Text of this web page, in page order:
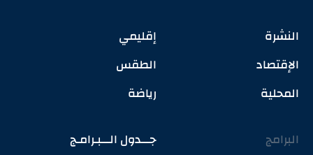
النشرة
الإقتصاد
المحلية
إقليمي
الطقس
رياضة
البرامج
جـــدول الـــبـرامـج